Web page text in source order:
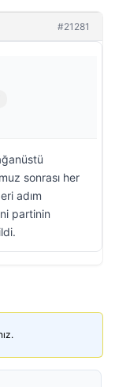
#21281
sonrası her
adım
partinin